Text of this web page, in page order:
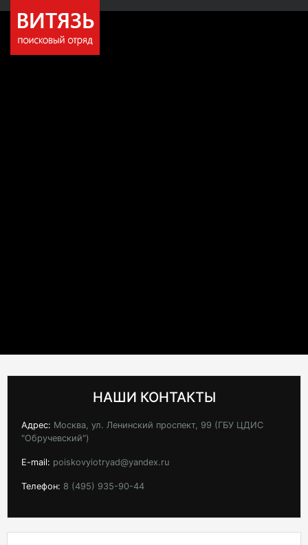
НАШИ КОНТАКТЫ
Адрес: Москва, ул. Ленинский проспект, 99 (ГБУ ЦДИС
"Обручевский")
E-mail: poiskovyiotryad@yandex.ru
Телефон: 8 (495) 935-90-44